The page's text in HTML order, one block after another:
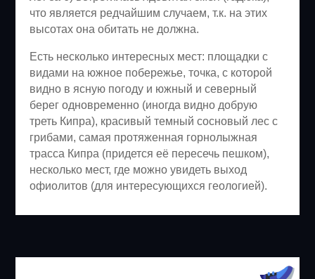
что является редчайшим случаем, т.к. на этих
высотах она обитать не должна.
Есть несколько интересных мест: площадки с
видами на южное побережье, точка, с которой
видно в ясную погоду и южный и северный
берег одновременно (иногда видно добрую
треть Кипра), красивый темный сосновый лес с
грибами, самая протяженная горнолыжная
трасса Кипра (придется её пересечь пешком),
несколько мест, где можно увидеть выход
офиолитов (для интересующихся геологией).